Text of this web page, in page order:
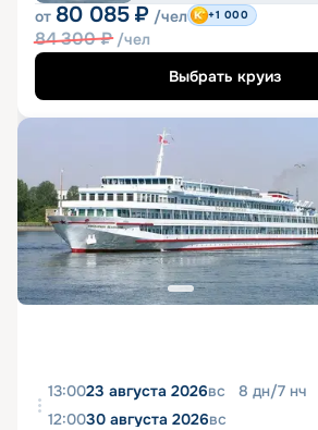
от 80 085 ₽ /чел
84 300₽ /чел
+1 000
Выбрать круиз
13:0023 августа 2026вс 8 дн/7 нч
12:0030 августа 2026вс